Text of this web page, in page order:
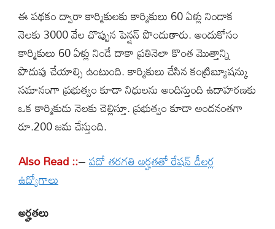
ఈ పథకం ద్వారా కార్మికులకు కార్మికులు 60 ఏళ్లు నిండాక
నెలకు 3000 వేల చొప్పున పెన్షన్ పొందుతారు. అందుకోసం
కార్మికులు 60 ఏళ్లు నిండే దాకా ప్రతినెలా కొంత మొత్తాన్ని
పొదుపు చేయాల్సి ఉంటుంది. కార్మికులు చేసిన కంట్రిబ్యూషన్కు
సమానంగా ప్రభుత్వం కూడా నిధులను అందిస్తుంది ఉదాహరణకు
ఒక కార్మికుడు నెలకు చెల్లిస్తూ. ప్రభుత్వం కూడా అందనంతగా
రూ.200 జమ చేస్తుంది.
Also Read ::–పదో తరగతి అర్హతతో రేషన్ డీలర్ల
ఉద్యోగాలు
అర్హతలు